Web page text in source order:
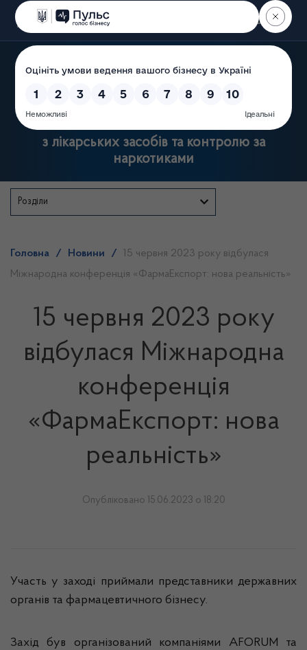
Пошук
Державна служба України
з лікарських засобів та контролю за
наркотиками
Розділи
Головна / Новини /
15 червня 2023 року відбулася
Міжнародна конференція «ФармаЕкспорт: нова реальність»
15 червня 2023 року
відбулася Міжнародна
конференція
«ФармаЕкспорт: нова
реальність»
Опубліковано 15.06.2023 о 18:20
Участь у заході приймали представники державних
органів та фармацевтичного бізнесу.
Захід був організований компаніями AFORUM та